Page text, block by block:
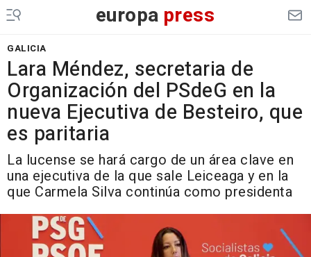
europa press
GALICIA
Lara Méndez, secretaria de
Organización del PSdeG en la
nueva Ejecutiva de Besteiro, que
es paritaria
La lucense se hará cargo de un área clave en
una ejecutiva de la que sale Leiceaga y en la
que Carmela Silva continúa como presidenta